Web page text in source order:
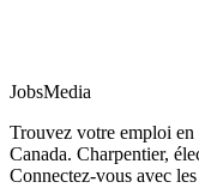
JobsMedia
Trouvez votre emploi
Canada. Charpentier,
Connectez-vous avec